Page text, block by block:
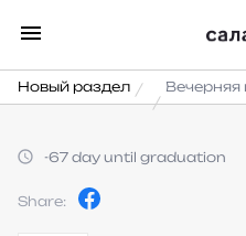
Новый раздел Вечерняя
-67 day until graduation
Share: